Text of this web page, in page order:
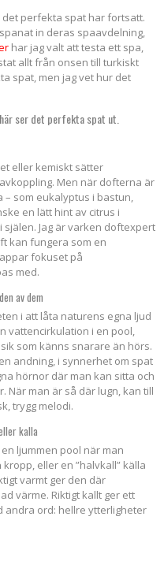
det perfekta spat har fortsatt.
in deras spaavdelning,
har jag valt att testa ett spa,
allt från onsen till turkiskt
spat, men jag vet hur det
ser det perfekta spat ut.
eller kemiskt sätter
Men när dofterna är
som eukalyptus i bastun,
en lätt hint av citrus i
Jag är varken doftexpert
kan fungera som en
fokuset på
med.
av dem
i att låta naturens egna ljud
vattencirkulation i en pool,
som känns snarare än hörs.
andning, i synnerhet om spat
hörnor där man kan sitta och
När man är så där lugn, kan till
trygg melodi.
kalla
ljummen pool när man
eller en ”halvkall” källa
varmt ger den där
värme. Riktigt kallt ger ett
andra ord: hellre ytterligheter